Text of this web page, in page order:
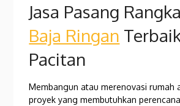
Jasa Pasang
Baja Ringan
Pacitan
Membangun atau merenovasi rumah
proyek yang membutuhkan